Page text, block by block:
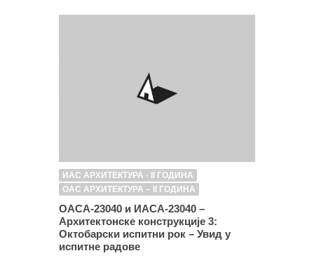
ИАС АРХИТЕКТУРА - II ГОДИНА
ОАС АРХИТЕКТУРА – II ГОДИНА
ОАСА-23040 и ИАСА-23040 –
Архитектонске конструкције 3:
Октобарски испитни рок – Увид у
испитне радове